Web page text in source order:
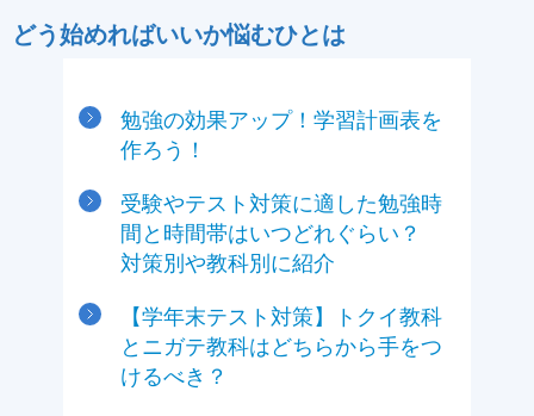
どう始めればいいか悩むひとは
勉強の効果アップ！学習計画表を
作ろう！
受験やテスト対策に適した勉強時
間と時間帯はいつどれぐらい？
対策別や教科別に紹介
【学年末テスト対策】トクイ教科
とニガテ教科はどちらから手をつ
けるべき？